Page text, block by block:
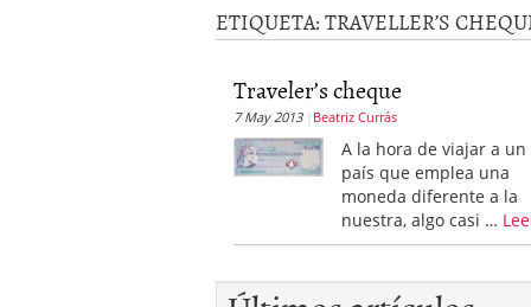
octubre
31, 2024
¿Cuál es el salario
El declive continuado
septiembre 26, 2023
El enigma del aceite de
extranjero? septiembre
ETIQUETA:TRAVELLER’S
Traveler’s cheque
7 May 2013 Beatriz Currás
A la hora de viajar a un
país que emplea una
moneda diferente a la
nuestra, algo casi …